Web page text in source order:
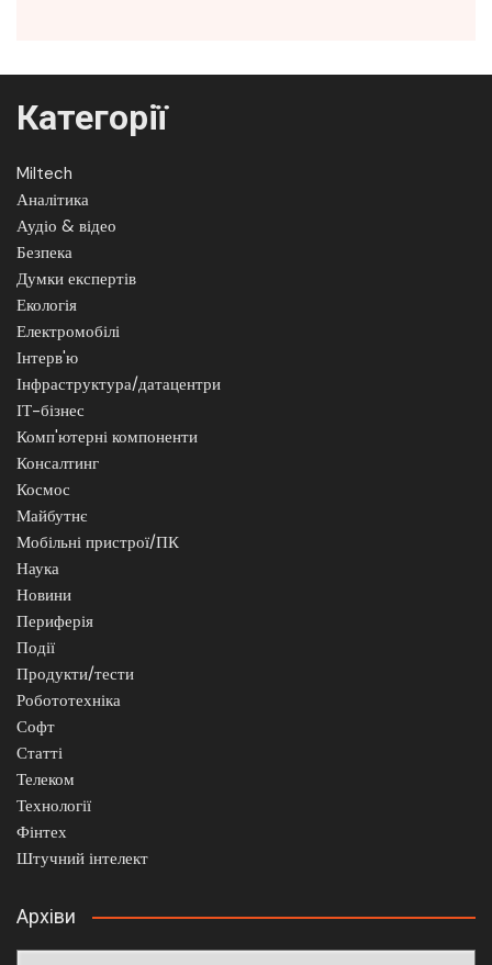
Категорії
Miltech
Аналітика
Аудіо & відео
Безпека
Думки експертів
Екологія
Електромобілі
Інтерв'ю
Інфраструктура/датацентри
ІТ-бізнес
Комп'ютерні компоненти
Консалтинг
Космос
Майбутнє
Мобільні пристрої/ПК
Наука
Новини
Периферія
Події
Продукти/тести
Робототехніка
Софт
Статті
Телеком
Технології
Фінтех
Штучний інтелект
Архіви